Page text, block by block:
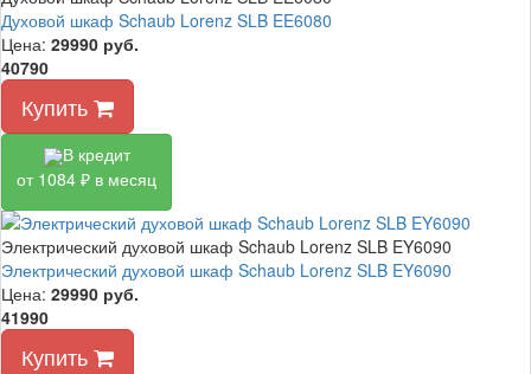
Духовой шкаф Schaub Lorenz SLB EE6080
Цена: 29990 руб.
40790
Купить
В кредит
от 1084 ₽ в месяц
Электрический духовой шкаф Schaub Lorenz SLB EY6090
Электрический духовой шкаф Schaub Lorenz SLB EY6090
Цена: 29990 руб.
41990
Купить